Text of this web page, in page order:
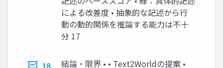
による改善度 • 抽象的な記述から行
動の動的関係を推論する能力は不十
分 17
結論・限界 • • Text2Worldの提案 •